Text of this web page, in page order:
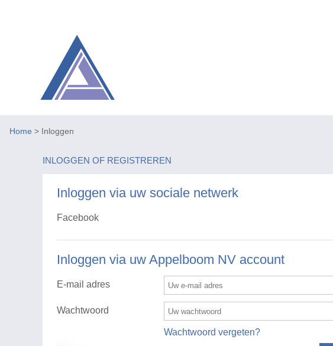
Home > Inloggen
INLOGGEN OF REGISTREREN
Inloggen via uw sociale netwerk
Facebook
Inloggen via uw Appelboom NV account
E-mail adres
Wachtwoord
Wachtwoord vergeten?